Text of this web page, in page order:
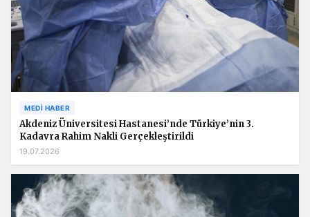
MEDI HABER
Akdeniz Üniversitesi Hastanesi’nde Türkiye’nin 3.
Kadavra Rahim Nakli Gerçekleştirildi
19.07.2026